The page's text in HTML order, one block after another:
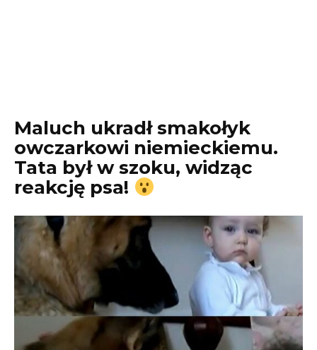
Maluch ukradł smakołyk
owczarkowi niemieckiemu.
Tata był w szoku, widząc
reakcję psa!